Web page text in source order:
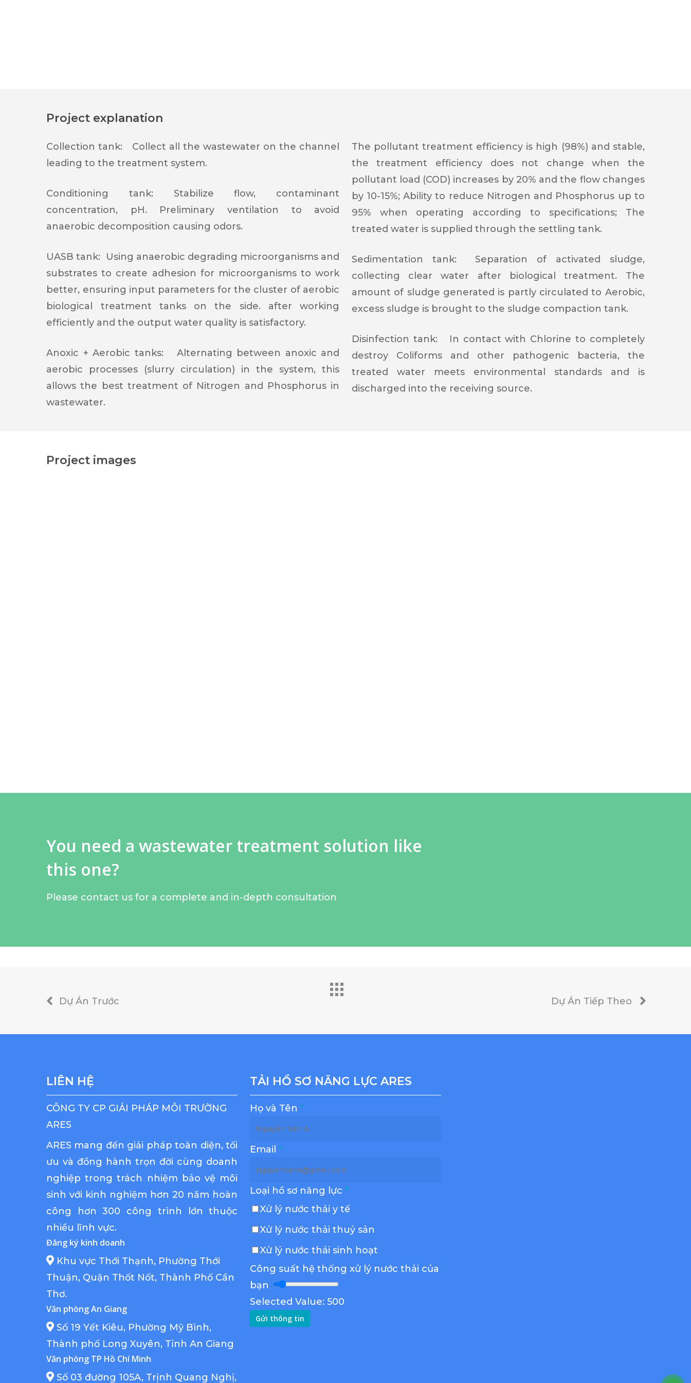
Project explanation
Collection tank: Collect all the wastewater on the channel
leading to the treatment system.
Conditioning tank: Stabilize flow, contaminant
concentration, pH. Preliminary ventilation to avoid
anaerobic decomposition causing odors.
UASB tank: Using anaerobic degrading microorganisms and
substrates to create adhesion for microorganisms to work
better, ensuring input parameters for the cluster of aerobic
biological treatment tanks on the side. after working
efficiently and the output water quality is satisfactory.
Anoxic + Aerobic tanks: Alternating between anoxic and
aerobic processes (slurry circulation) in the system, this
allows the best treatment of Nitrogen and Phosphorus in
wastewater.
The pollutant treatment efficiency is high (98%) and stable,
the treatment efficiency does not change when the
pollutant load (COD) increases by 20% and the flow changes
by 10-15%; Ability to reduce Nitrogen and Phosphorus up to
95% when operating according to specifications; The
treated water is supplied through the settling tank.
Sedimentation tank: Separation of activated sludge,
collecting clear water after biological treatment. The
amount of sludge generated is partly circulated to Aerobic,
excess sludge is brought to the sludge compaction tank.
Disinfection tank: In contact with Chlorine to completely
destroy Coliforms and other pathogenic bacteria, the
treated water meets environmental standards and is
discharged into the receiving source.
Project images
You need a wastewater treatment solution like
this one?
Please contact us for a complete and in-depth consultation
Dự Án Trước Dự Án Tiếp Theo
LIÊN HỆ
CÔNG TY CP GIẢI PHÁP MÔI TRƯỜNG
ARES
ARES mang đến giải pháp toàn diện, tối
ưu và đồng hành trọn đời cùng doanh
nghiệp trong trách nhiệm bảo vệ môi
sinh với kinh nghiệm hơn 20 năm hoàn
công hơn 300 công trình lớn thuộc
nhiều lĩnh vực.
Đăng ký kinh doanh
Khu vực Thới Thạnh, Phường Thới
Thuận, Quận Thốt Nốt, Thành Phố Cần
Thơ.
Văn phòng An Giang
Số 19 Yết Kiêu, Phường Mỹ Bình,
Thành phố Long Xuyên, Tỉnh An Giang
Văn phòng TP Hồ Chí Minh
Số 03 đường 105A, Trịnh Quang Nghị,
TẢI HỒ SƠ NĂNG LỰC ARES
Họ và Tên *
Email *
Loại hồ sơ năng lực *
Xử lý nước thải y tế
Xử lý nước thải thuỷ sản
Xử lý nước thải sinh hoạt
Công suất hệ thống xử lý nước thải của
bạn
Selected Value: 500
Gửi thông tin